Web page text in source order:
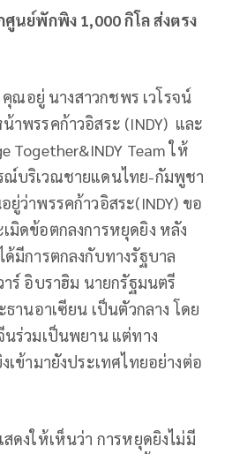
นย์พักพิง 1,000 กิโล ส่งตรง
ณอยู่ นางสาวกชพร เวโรจน์
พรรคก้าวอิสระ (INDY) และ
Together&INDY Team ให้
บริเวณชายแดนไทย-กัมพูชา
ว่าพรรคก้าวอิสระ(INDY) ขอ
มิดข้อตกลงการหยุดยิง หลัง
มีการตกลงกับทางรัฐบาล
ร์ อิบราฮิม นายกรัฐมนตรี
ธานอาเซียน เป็นตัวกลาง โดย
ร่วมเป็นพยาน แต่ทาง
เข้ามายังประเทศไทยอย่างต่อ
ดงให้เห็นว่า การหยุดยิงไม่มี